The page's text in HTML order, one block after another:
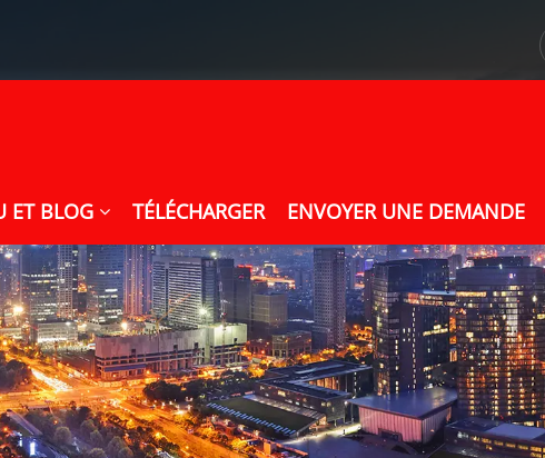
ET BLOG TÉLÉCHARGER ENVOYER UNE DEMANDE